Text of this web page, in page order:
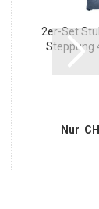
2er-Set
Steppung
Nur